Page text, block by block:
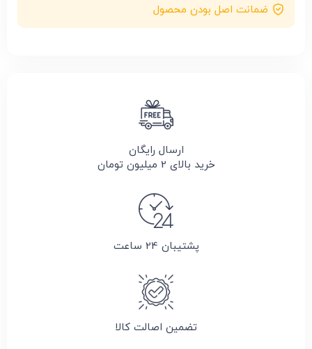
ضمانت اصل بودن محصول
ارسال رایگان
خرید بالای 2 میلیون تومان
پشتیبان 24 ساعت
تضمین اصالت کالا